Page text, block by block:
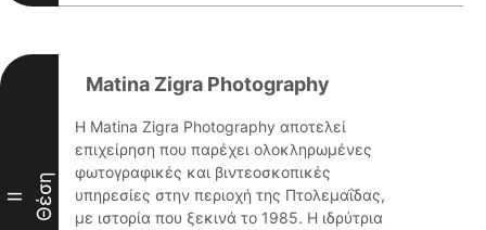
II Θέση
Matina Zigra Photography
Η Matina Zigra Photography αποτελεί
επιχείρηση που παρέχει ολοκληρωμένες
φωτογραφικές και βιντεοσκοπικές
υπηρεσίες στην περιοχή της Πτολεμαΐδας,
με ιστορία που ξεκινά το 1985. Η ιδρύτρια